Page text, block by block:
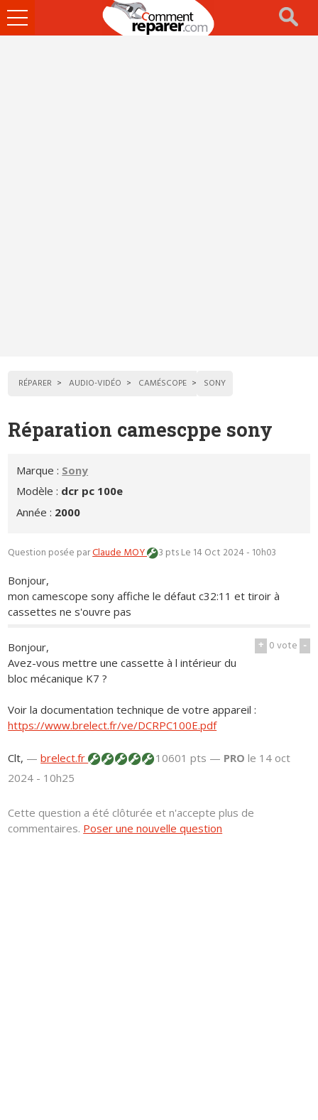
Ouvrir
le
RÉPARER AUDIO-VIDÉO CAMÉSCOPE SONY
Réparation camescppe sony
Marque : Sony
Modèle : dcr pc 100e
Année : 2000
Question posée parClaude MOY 3 ptsLe 14 Oct 2024 - 10h03
Bonjour,
mon camescope sony affiche le défaut c32:11 et tiroir à
cassettes ne s'ouvre pas
+ 0vote -
Bonjour,
Avez-vous mettre une cassette à l intérieur du
bloc mécanique K7 ?
Voir la documentation technique de votre appareil :
https://www.brelect.fr/ve/DCRPC100E.pdf
Clt, —brelect.fr 10601 pts — PRO le 14 oct
2024 - 10h25
Cette question a été clôturée et n'accepte plus de
commentaires. Poser une nouvelle question